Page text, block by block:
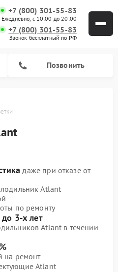
+7 (800) 301-55-83
Ежедневно, с 10:00 до 20:00
+7 (800) 301-55-83
Звонок бесплатный по РФ
Позвонить
даже при отказе от
Atlant
по ремонту
до 3-х лет
Atlant в течении
на ремонт
Atlant